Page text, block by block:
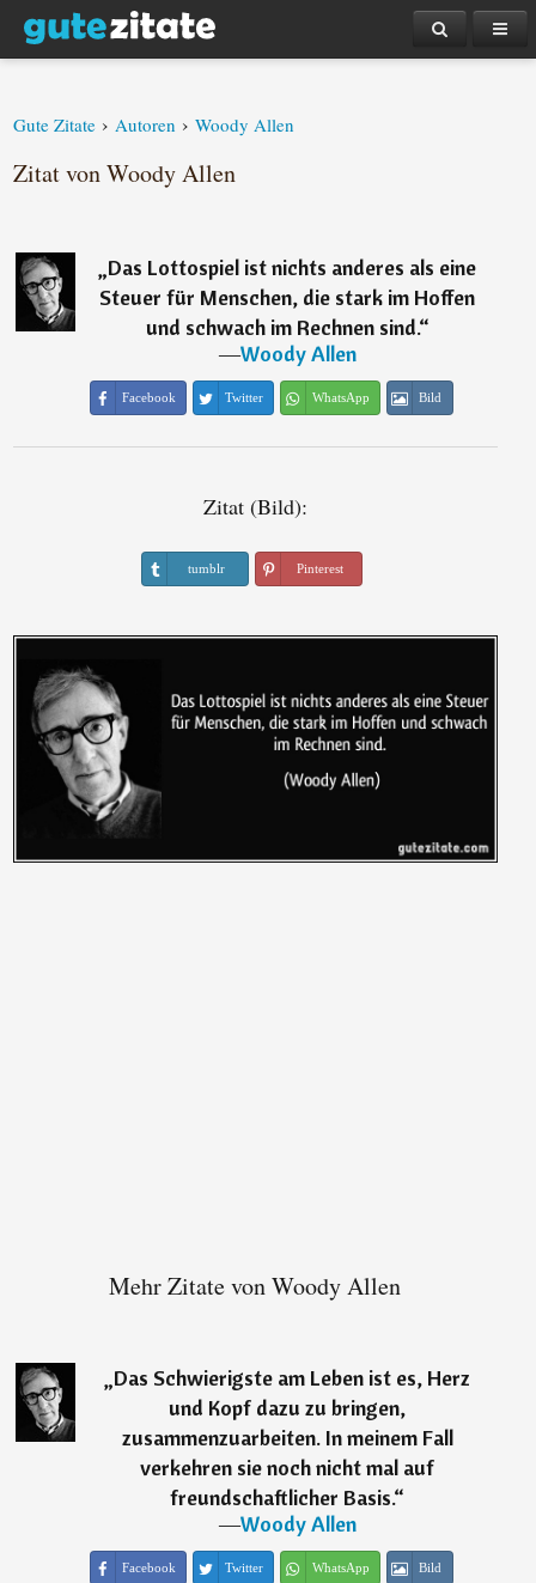
Gute Zitate › Autoren › Woody Allen
Zitat von Woody Allen
„Das Lottospiel ist nichts anderes als eine
Steuer für Menschen, die stark im Hoffen
und schwach im Rechnen sind.“
―Woody Allen
Facebook Twitter WhatsApp Bild
Zitat (Bild):
tumblr Pinterest
Mehr Zitate von Woody Allen
„Das Schwierigste am Leben ist es, Herz
und Kopf dazu zu bringen,
zusammenzuarbeiten. In meinem Fall
verkehren sie noch nicht mal auf
freundschaftlicher Basis.“
―Woody Allen
Facebook Twitter WhatsApp Bild